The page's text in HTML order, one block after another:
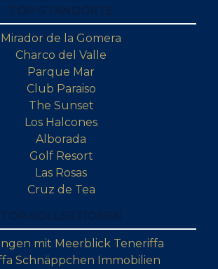
Mirador de la Gomera
Charco del Valle
Parque Mar
Club Paraiso
The Sunset
Los Halcones
Alborada
Golf Resort
Las Rosas
Cruz de Tea
mit Meerblick Teneriffa
Schnäppchen Immobilien